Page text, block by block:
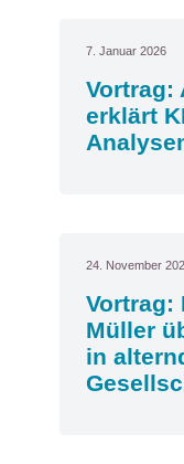
7. Januar 2026
Vortrag:
erklärt
24. November
Vortrag:
Müller
in